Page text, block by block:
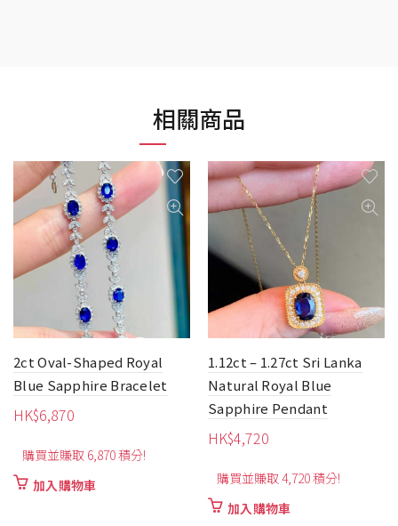
相關商品
2ct Oval-Shaped Royal
Blue Sapphire Bracelet
HK$6,870
購買並賺取 6,870 積分!
加入購物車
1.12ct – 1.27ct Sri Lanka
Natural Royal Blue
Sapphire Pendant
HK$4,720
購買並賺取 4,720 積分!
加入購物車